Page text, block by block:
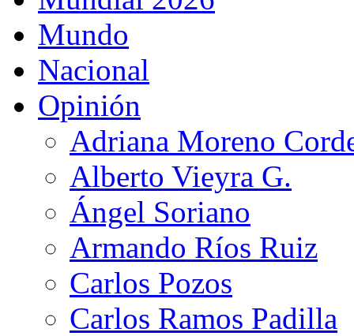
Mundo
Nacional
Opinión
Adriana Moreno
Alberto Vieyra G.
Ángel Soriano
Armando Ríos Ruiz
Carlos Pozos
Carlos Ramos Padilla